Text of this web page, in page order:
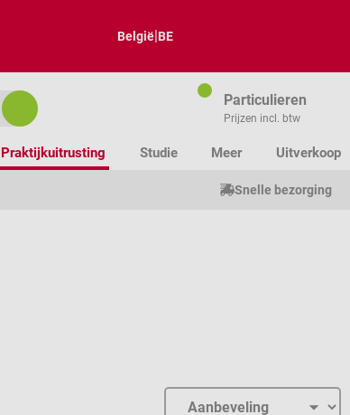
België|BE
Particulieren
Prijzen incl. btw
Praktijkuitrusting Studie Meer Uitverkoop
Snelle bezorging